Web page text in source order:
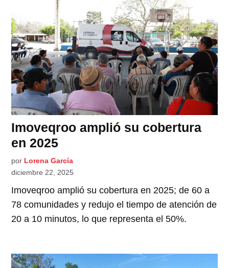
Imoveqroo amplió su cobertura
en 2025
por Lorena García
diciembre 22, 2025
Imoveqroo amplió su cobertura en 2025; de 60 a
78 comunidades y redujo el tiempo de atención de
20 a 10 minutos, lo que representa el 50%.